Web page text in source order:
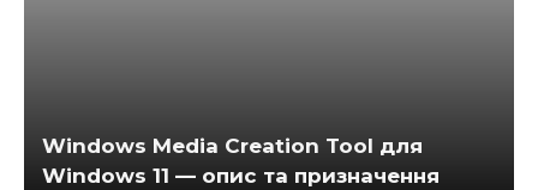
Windows Media Creation Tool для
Windows 11 — опис та призначення